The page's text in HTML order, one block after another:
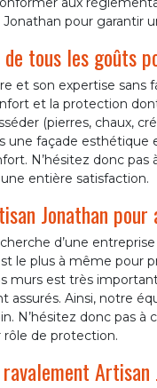
Jonathan pour garantir
tous les goûts
et son expertise sans
et la protection
(pierres, chaux,
une façade
N’hésitez donc
entière satisfaction.
Jonathan
d’une
le plus à même pour
murs est très
assurés. Ainsi, notre
N’hésitez donc pas
rôle de protection.